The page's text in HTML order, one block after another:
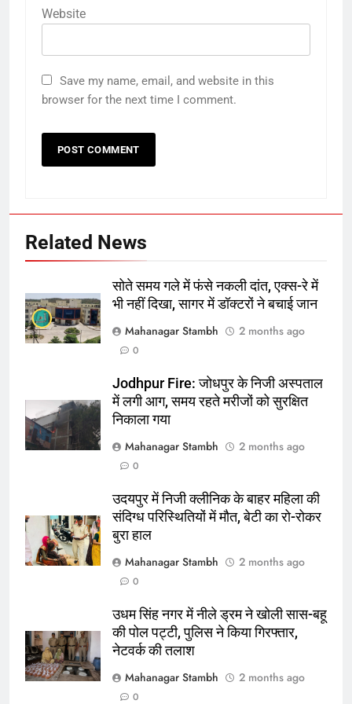
Website
Save my name, email, and website in this
browser for the next time I comment.
Related News
सोते समय गले में फंसे नकली दांत, एक्स-रे में
भी नहीं दिखा, सागर में डॉक्टरों ने बचाई जान
Mahanagar Stambh
2 months ago
0
Jodhpur Fire: जोधपुर के निजी अस्पताल
में लगी आग, समय रहते मरीजों को सुरक्षित
निकाला गया
Mahanagar Stambh
2 months ago
0
उदयपुर में निजी क्लीनिक के बाहर महिला की
संदिग्ध परिस्थितियों में मौत, बेटी का रो-रोकर
बुरा हाल
Mahanagar Stambh
2 months ago
0
उधम सिंह नगर में नीले ड्रम ने खोली सास-बहू
की पोल पट्टी, पुलिस ने किया गिरफ्तार,
नेटवर्क की तलाश
Mahanagar Stambh
2 months ago
0
7
लंबी दूरी तय कर रहे लोग
पूर्व राज्य
रूट 4 साल बाद इंग्लैंड की कप्तानी
करेंगे:नाइटक्लब केस के चलते स्टोक्स-
शेपिंग फ्यूचर के बैनर तले डॉक्टरों और
बैडमिंटन प्रतियोगिता
ई-पेपर उत्तर
2
बिजनेस लीडर्स फोरम (BLF) ने हयात
रीजेंसी में मनाई प्रथम वर्षगांठ, 150 से
अधिक उद्योगपति एवं पेशेवर हुए शामिल
ई-पेपर उत्तर
3
अमेरिका ने वर्ल्ड कप को बनाया
मेकओवर, कई मेगा कॉन्सर्ट; मशहूर हस्तियों
से प्रमोशन
क्रिकेट ‎स्पोर्ट्स
4
भारतीय विमेंस टीम टी-20 वर्ल्ड कप का
वार्म-अप मैच हारी:इंग्लैंड ने 5 रन से हराया;
क्रिकेट ‎स्पोर्ट्स
5
करेंगे:नाइटक्लब केस के चलते स्टोक्स-